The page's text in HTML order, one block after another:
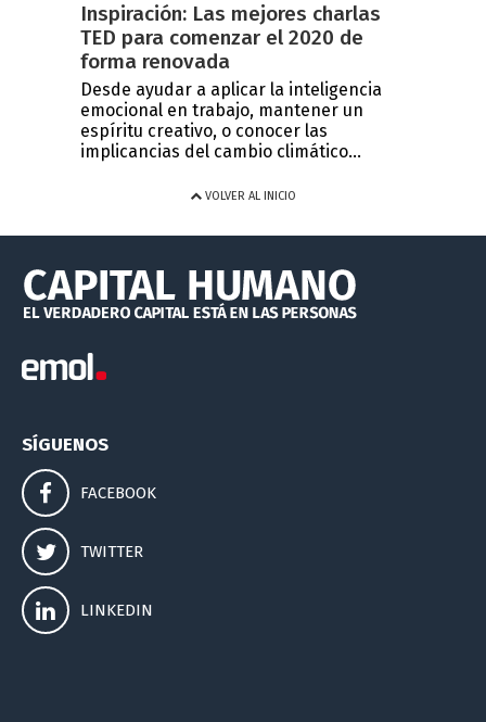
Inspiración: Las mejores charlas
TED para comenzar el 2020 de
forma renovada
Desde ayudar a aplicar la inteligencia
emocional en trabajo, mantener un
espíritu creativo, o conocer las
implicancias del cambio climático...
VOLVER AL INICIO
SÍGUENOS
FACEBOOK
TWITTER
LINKEDIN